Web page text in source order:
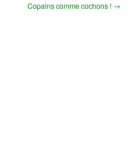
Copains comme cochons ! →